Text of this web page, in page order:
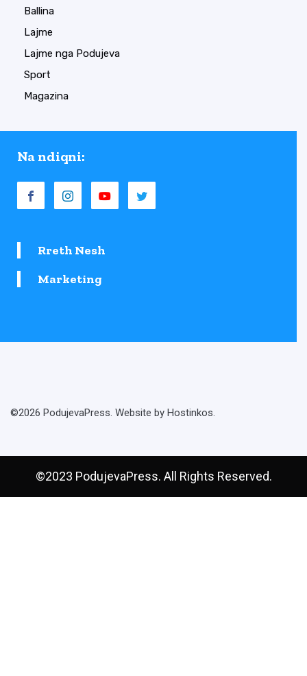
Ballina
Lajme
Lajme nga Podujeva
Sport
Magazina
Na ndiqni:
Rreth Nesh
Marketing
©2026 PodujevaPress. Website by Hostinkos.
©2023 PodujevaPress. All Rights Reserved.